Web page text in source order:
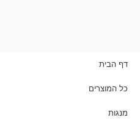
דף הבית
כל המוצרים
מנגות